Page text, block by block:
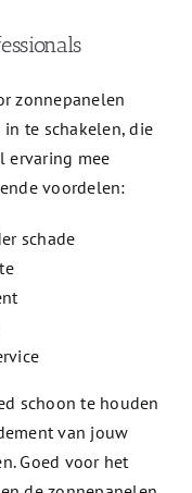
zonnepanelen
te schakelen, die
ervaring mee
voordelen:
schade
schoon te houden
van jouw
Goed voor het